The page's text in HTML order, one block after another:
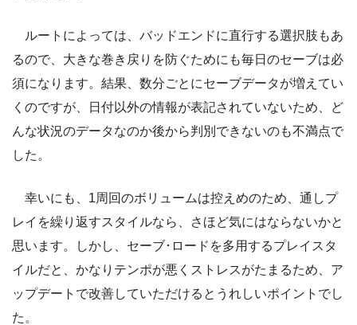
ルートによっては、バッドエンドに直行する選択肢もあ
るので、大きな巻き戻りを防ぐためにも毎日のセーブは必
須になります。結果、数分ごとにセーブデータが増えてい
くのですが、日付以外の情報が表記されていないため、ど
んな状況のデータなのか後から判別できないのも不満点で
した。
幸いにも、1周回のボリュームは控えめのため、通しプ
レイを繰り返すスタイルなら、さほど気にはならないかと
思います。しかし、セーブ･ロードを多用するプレイスタ
イルだと、かなりテンポが悪くストレスがたまるため、ア
ップデートで改善していただけるとうれしいポイントでし
た。